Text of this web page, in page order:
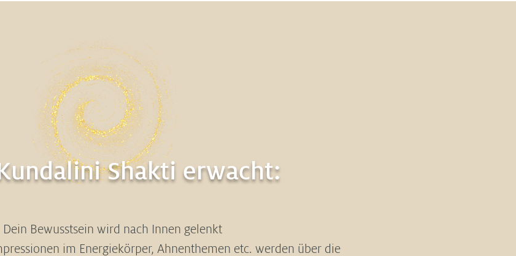
Shakti erwacht:
Dein Bewusstsein wird nach Innen gelenkt
im Energiekörper, Ahnenthemen etc. werden über die